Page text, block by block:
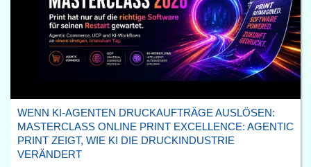
WENN KI-AGENTEN DRUCKAUFTRÄGE AUSLÖSEN:
MASTERCLASS ONLINE PRINT EXCELLENCE: AGENTIC
PRINT ZEIGT, WIE KI DIE DRUCKINDUSTRIE
VERÄNDERT